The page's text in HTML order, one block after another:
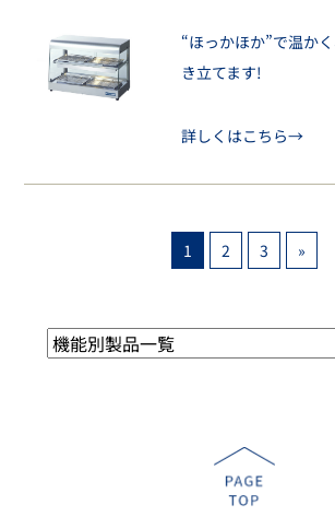
“ほっかほか”で温か
き立てます!
詳しくはこちら→
1 2 3 »